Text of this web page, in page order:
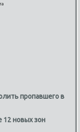
пропавшего в
12 новых зон